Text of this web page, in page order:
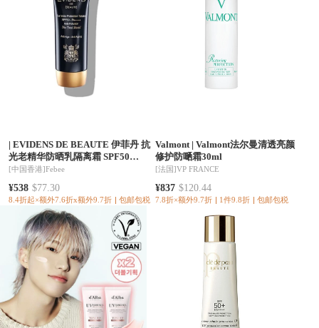
| EVIDENS DE BEAUTE 伊菲丹 抗
光老精华防晒乳隔离霜 SPF50
PA++++（中文标混发）
[中国香港]Febee
¥538 $77.30
8.4折起×额外7.6折x额外9.7折 包邮包税
Valmont |Valmont法尔曼清透亮颜
修护防嗮霜30ml
[法国]VP FRANCE
¥837 $120.44
7.8折×额外9.7折 1件9.8折 包邮包税